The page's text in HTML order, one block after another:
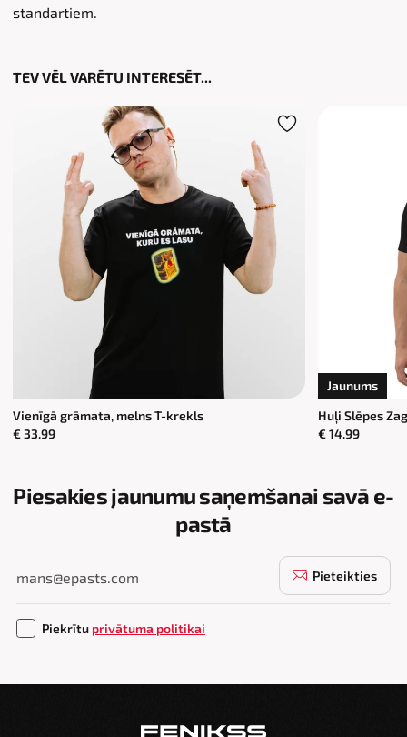
standartiem.
TEV VĒL VARĒTU INTERESĒT...
Vienīgā grāmata, melns T-krekls
€ 33.99
Jaunums
Huļi Slēpes
€ 14.99
Piesakies jaunumu saņemšanai savā e-
pastā
Pieteikties
Piekrītu privātuma politikai